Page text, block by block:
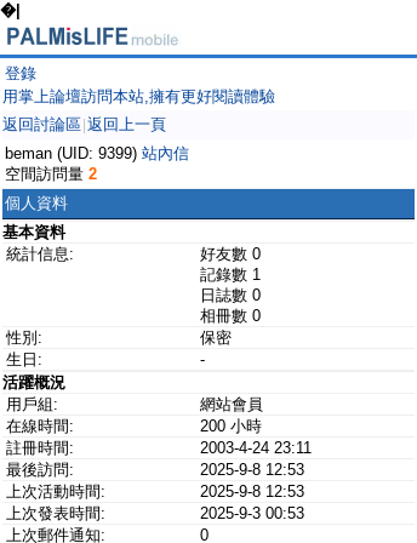
�|
登錄
用掌上論壇訪問本站,擁有更好閱讀體驗
返回討論區 返回上一頁
beman (UID: 9399) 站內信
空間訪問量 2
個人資料
基本資料
統計信息:
好友數 0
記錄數 1
日誌數 0
相冊數 0
性別:
保密
生日:
-
活躍概況
用戶組:
網站會員
在線時間:
200 小時
註冊時間:
2003-4-24 23:11
最後訪問:
2025-9-8 12:53
上次活動時間:
2025-9-8 12:53
上次發表時間:
2025-9-3 00:53
上次郵件通知:
0